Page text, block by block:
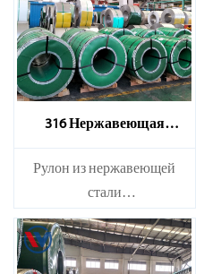
316 Нержавеющая
​Рулон из нержавеющей
стали
Марка：210S, 314, 309S,
304, 304L,
316L,321,410,420,430,904 и